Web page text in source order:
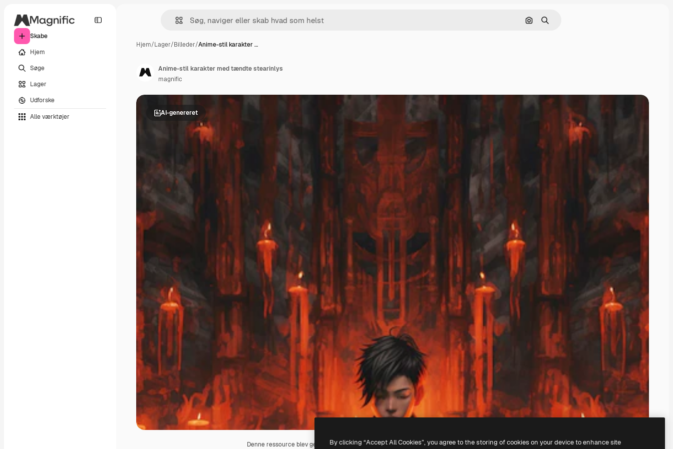
Skabe
Hjem
Søge
Lager
Udforske
Alle værktøjer
Søg efter billede
Søge
Hjem/Lager/Billeder/Anime-stil karakter …
AI-genereret
Denne ressource blev genereret med AI. Du kan oprette din egen ved hjælp af vores AI-billedgenerator.
Anime-stil karakter med tændte stearinlys
magnific
By clicking “Accept All Cookies”, you agree to the storing of cookies on your device to enhance site